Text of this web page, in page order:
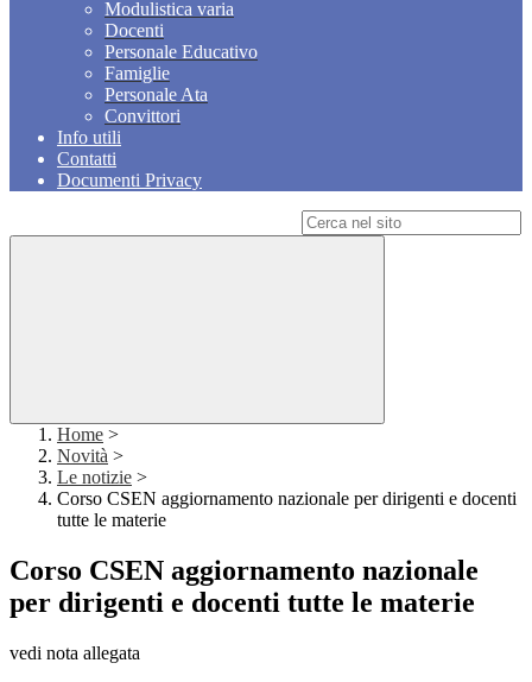
Modulistica varia
Docenti
Personale Educativo
Famiglie
Personale Ata
Convittori
Info utili
Contatti
Documenti Privacy
Home >
Novità >
Le notizie >
Corso CSEN aggiornamento nazionale per dirigenti e docenti
tutte le materie
Corso CSEN aggiornamento nazionale
per dirigenti e docenti tutte le materie
vedi nota allegata